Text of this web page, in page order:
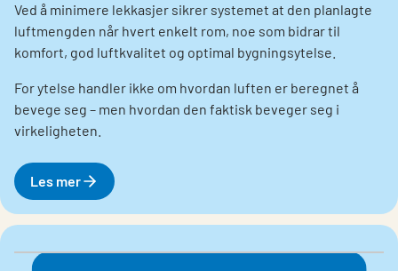
Ved å minimere lekkasjer sikrer systemet at den planlagte
luftmengden når hvert enkelt rom, noe som bidrar til
komfort, god luftkvalitet og optimal bygningsytelse.
For ytelse handler ikke om hvordan luften er beregnet å
bevege seg – men hvordan den faktisk beveger seg i
virkeligheten.
Les mer